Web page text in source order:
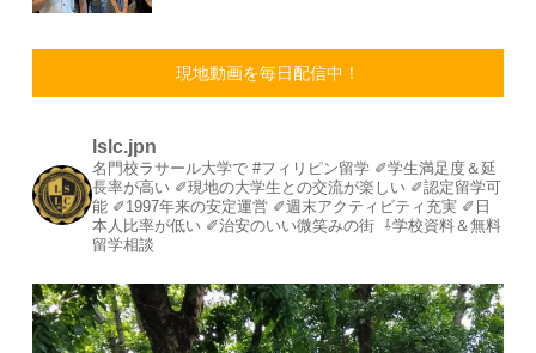
現地動画を毎日配信中！
lslc.jpn
名門校ラサール大学で #フィリピン留学⁡ ⁡✐学生満足度＆延
長率が高い⁡ ✐現地の大学生との交流が楽しい⁡ ✐認定留学可
能⁡ ✐1997年来の安定運営⁡⁡ ✐週末アクティビティ充実⁡ ✐日
本人比率が低い ⁡✐治安のいい微笑みの街⁡ ⇩学校資料＆無料
留学相談